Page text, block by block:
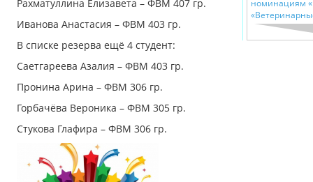
Рахматуллина Елизавета – ФВМ 407 гр.
Иванова Анастасия – ФВМ 403 гр.
В списке резерва ещё 4 студент:
Саетгареева Азалия – ФВМ 403 гр.
Пронина Арина – ФВМ 306 гр.
Горбачёва Вероника – ФВМ 305 гр.
Стукова Глафира – ФВМ 306 гр.
номинациям